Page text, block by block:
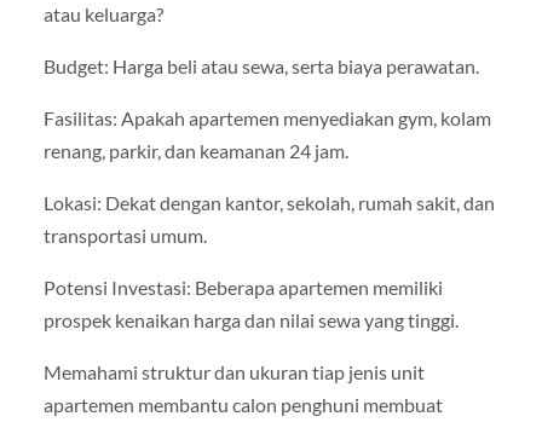
atau keluarga?
Budget: Harga beli atau sewa, serta biaya perawatan.
Fasilitas: Apakah apartemen menyediakan gym, kolam
renang, parkir, dan keamanan 24 jam.
Lokasi: Dekat dengan kantor, sekolah, rumah sakit, dan
transportasi umum.
Potensi Investasi: Beberapa apartemen memiliki
prospek kenaikan harga dan nilai sewa yang tinggi.
Memahami struktur dan ukuran tiap jenis unit
apartemen membantu calon penghuni membuat